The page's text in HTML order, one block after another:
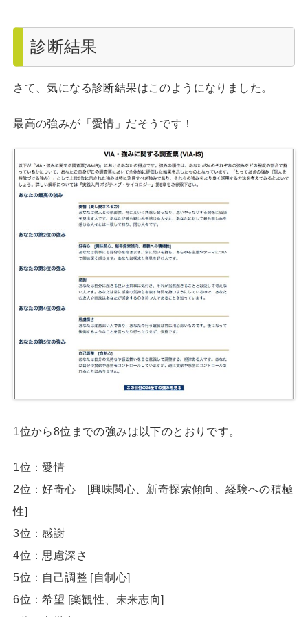
診断結果
さて、気になる診断結果はこのようになりました。
最高の強みが「愛情」だそうです！
1位から8位までの強みは以下のとおりです。
1位：愛情
2位：好奇心 [興味関心、新奇探索傾向、経験への積極
性]
3位：感謝
4位：思慮深さ
5位：自己調整 [自制心]
6位：希望 [楽観性、未来志向]